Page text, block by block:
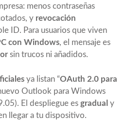
menos contraseñas
y revocación
ID. Para usuarios que viven
con Windows, el mensaje es
sin trucos ni añadidos.
ya listan “OAuth 2.0 para
Outlook para Windows
El despliegue es gradual y
llegar a tu dispositivo.